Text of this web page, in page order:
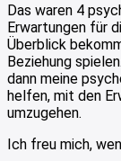
Das waren 4
Erwartungen für
Überblick
Beziehung
dann meine
helfen, mit den
umzugehen.
Ich freu mich,